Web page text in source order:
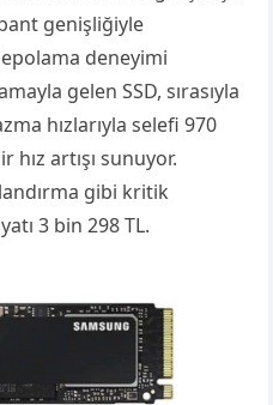
genişliğiyle
deneyimi
gelen SSD, sırasıyla
hızlarıyla selefi 970
hız artışı sunuyor.
gibi kritik
3 bin 298 TL.